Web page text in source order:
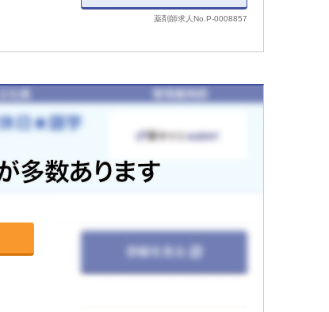
薬剤師求人No.P-0008857